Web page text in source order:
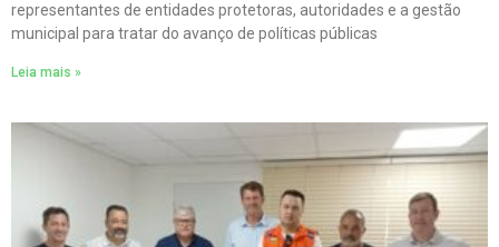
representantes de entidades protetoras, autoridades e a gestão
municipal para tratar do avanço de políticas públicas
Leia mais »